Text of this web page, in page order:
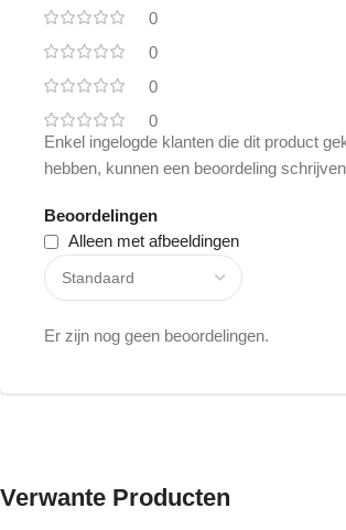
0
0
0
0
Beoordelingen
Alleen met afbeeldingen
Er zijn nog geen beoordelingen.
Enkel ingelogde klanten die dit product
hebben, kunnen een beoordeling
Verwante Producten